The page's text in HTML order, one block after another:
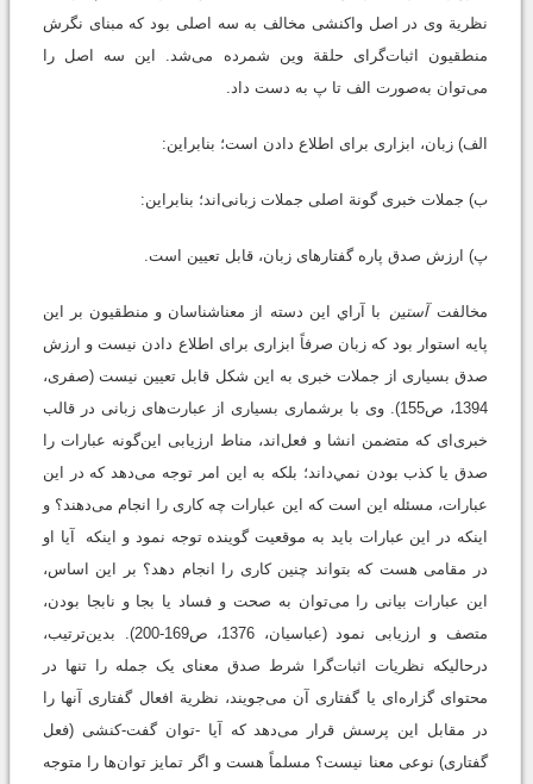
نظریة وی در اصل واکنشی مخالف به سه اصلی بود که مبنای نگرش
منطقیون اثبات‌گرای حلقة وین شمرده می‌شد. این سه اصل را
می‌توان به‌صورت الف تا پ به دست داد.
الف) زبان، ابزاری برای اطلاع دادن است؛ بنابراین:
ب) جملات خبری گونة اصلی جملات زبانی‌اند؛ بنابراین:
پ) ارزش صدق پاره گفتارهای زبان، قابل تعیین است.
مخالفت آستین با آراي این دسته از معناشناسان و منطقیون بر این
پایه استوار بود که زبان صرفاً ابزاری برای اطلاع دادن نیست و ارزش
صدق بسیاری از جملات خبری به این شکل قابل تعیین نیست (صفری،
1394، ص155). وی با برشماری بسیاری از عبارت‌های زبانی در قالب
خبری‌ای که متضمن انشا و فعل‌اند، مناط ارزیابی این‌گونه عبارات را
صدق یا کذب بودن نمي‌داند؛ بلکه به این امر توجه می‌دهد که در این
عبارات، مسئله این است که این عبارات چه کاری را انجام می‌دهند؟ و
اینکه در این عبارات باید به موقعیت گوینده توجه نمود و اینکه آیا او
در مقامی هست که بتواند چنین کاری را انجام دهد؟ بر این اساس،
این عبارات بیانی را می‌توان به صحت و فساد یا بجا و نابجا بودن،
متصف و ارزیابی نمود (عباسیان، 1376، ص169-200). بدین‌ترتیب،
درحالیکه نظریات اثبات‌گرا شرط صدق معنای یک جمله را تنها در
محتوای گزاره‌ای یا گفتاری آن می‌جويند، نظریة افعال گفتاری آنها را
در مقابل این پرسش قرار می‌دهد که آیا -توان گفت-کنشی (فعل
گفتاری) نوعی معنا نیست؟ مسلماً هست و اگر تمایز توان‌ها را متوجه